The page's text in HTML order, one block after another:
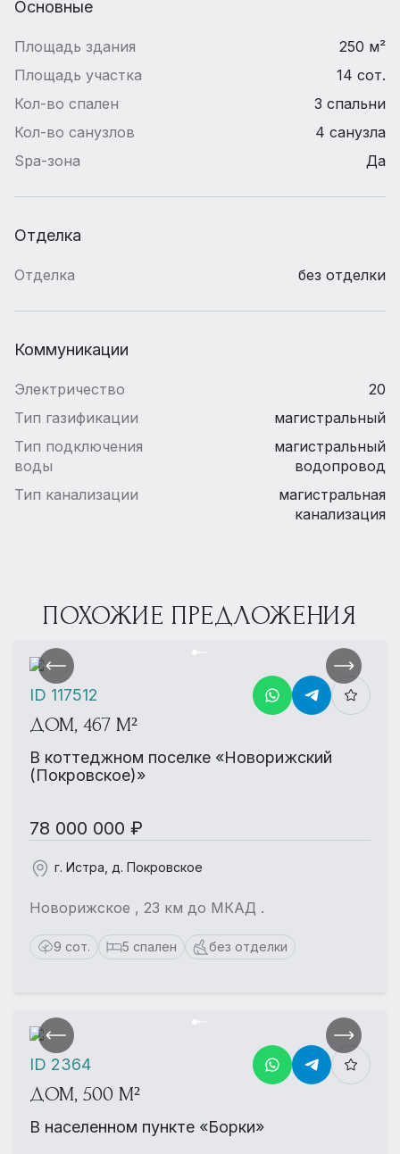
Основные
Площадь здания
250 м²
Площадь участка
14 сот.
Кол-во спален
3 спальни
Кол-во санузлов
4 санузла
Spa-зона
Да
Отделка
Отделка без отделки
Коммуникации
Электричество
20
Тип газификации
магистральный
Тип подключения
воды
магистральный
водопровод
Тип канализации
магистральная
канализация
ПОХОЖИЕ ПРЕДЛОЖЕНИЯ
ДОМ, 467 М²
В коттеджном поселке «Новорижский
(Покровское)»
78 000 000 ₽
г. Истра, д. Покровское
Новорижское , 23 км до МКАД .
9 сот. 5 спален без отделки
ID 117512
ДОМ, 500 М²
В населенном пункте «Борки»
ID 2364